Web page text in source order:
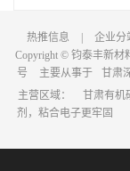
热推信息 企业分
Copyright © 钧泰丰新材
号
主要从事于 甘肃
主营区域：
甘肃有机
剂，粘合电子更牢固